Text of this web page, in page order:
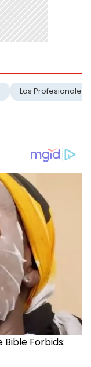
Los Profesionales